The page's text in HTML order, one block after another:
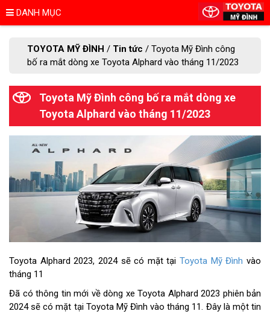
DANH MỤC
TOYOTA MỸ ĐÌNH / Tin tức / Toyota Mỹ Đình công
bố ra mắt dòng xe Toyota Alphard vào tháng 11/2023
Toyota Mỹ Đình công bố ra mắt dòng xe
Toyota Alphard vào tháng 11/2023
Toyota Alphard 2023, 2024 sẽ có mặt tạiToyota Mỹ Đình vào
tháng 11
Đã có thông tin mới về dòng xe Toyota Alphard 2023 phiên bản
2024 sẽ có mặt tại Toyota Mỹ Đình vào tháng 11. Đây là một tin